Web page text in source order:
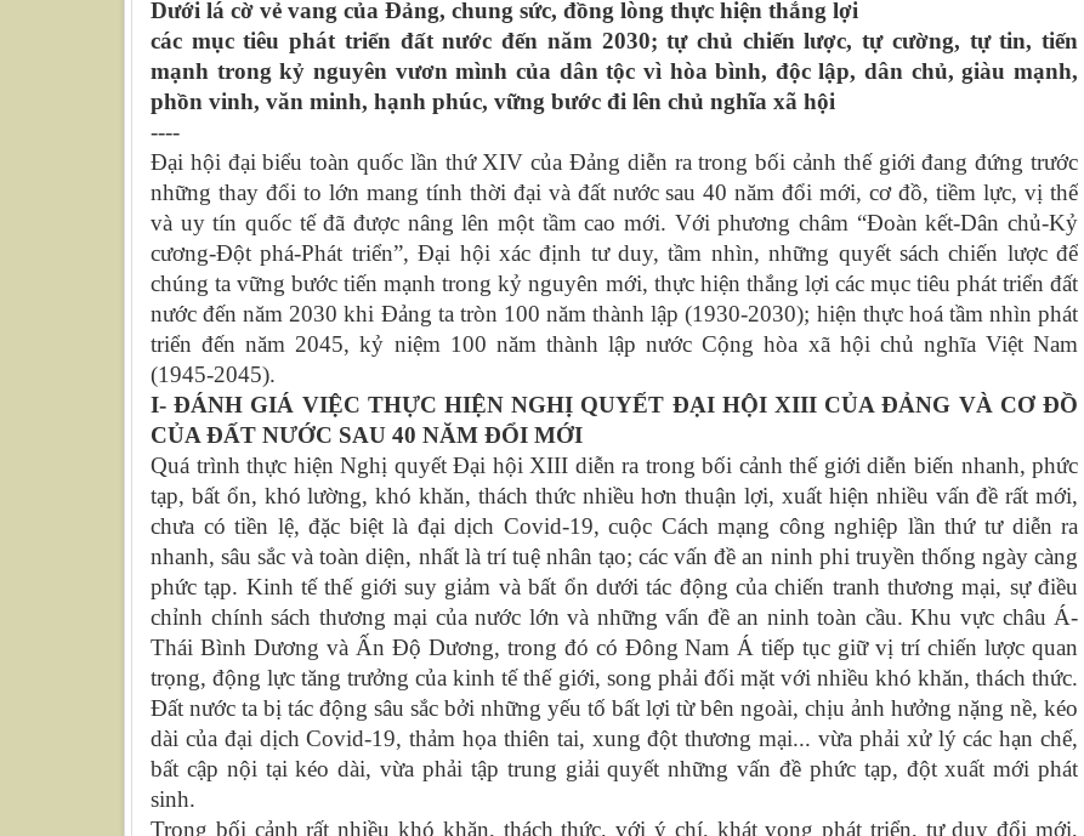
Dưới lá cờ vẻ vang của Đảng, chung sức, đồng lòng thực hiện thắng lợi
các mục tiêu phát triển đất nước đến năm 2030; tự chủ chiến lược, tự cường, tự tin, tiến
mạnh trong kỷ nguyên vươn mình của dân tộc vì hòa bình, độc lập, dân chủ, giàu mạnh,
phồn vinh, văn minh, hạnh phúc, vững bước đi lên chủ nghĩa xã hội
----
Đại hội đại biểu toàn quốc lần thứ XIV của Đảng diễn ra trong bối cảnh thế giới đang đứng trước
những thay đổi to lớn mang tính thời đại và đất nước sau 40 năm đổi mới, cơ đồ, tiềm lực, vị thế
và uy tín quốc tế đã được nâng lên một tầm cao mới. Với phương châm “Đoàn kết-Dân chủ-Kỷ
cương-Đột phá-Phát triển”, Đại hội xác định tư duy, tầm nhìn, những quyết sách chiến lược để
chúng ta vững bước tiến mạnh trong kỷ nguyên mới, thực hiện thắng lợi các mục tiêu phát triển đất
nước đến năm 2030 khi Đảng ta tròn 100 năm thành lập (1930-2030); hiện thực hoá tầm nhìn phát
triển đến năm 2045, kỷ niệm 100 năm thành lập nước Cộng hòa xã hội chủ nghĩa Việt Nam
(1945-2045).
I- ĐÁNH GIÁ VIỆC THỰC HIỆN NGHỊ QUYẾT ĐẠI HỘI XIII CỦA ĐẢNG VÀ CƠ ĐỒ
CỦA ĐẤT NƯỚC SAU 40 NĂM ĐỔI MỚI
Quá trình thực hiện Nghị quyết Đại hội XIII diễn ra trong bối cảnh thế giới diễn biến nhanh, phức
tạp, bất ổn, khó lường, khó khăn, thách thức nhiều hơn thuận lợi, xuất hiện nhiều vấn đề rất mới,
chưa có tiền lệ, đặc biệt là đại dịch Covid-19, cuộc Cách mạng công nghiệp lần thứ tư diễn ra
nhanh, sâu sắc và toàn diện, nhất là trí tuệ nhân tạo; các vấn đề an ninh phi truyền thống ngày càng
phức tạp. Kinh tế thế giới suy giảm và bất ổn dưới tác động của chiến tranh thương mại, sự điều
chỉnh chính sách thương mại của nước lớn và những vấn đề an ninh toàn cầu. Khu vực châu Á-
Thái Bình Dương và Ấn Độ Dương, trong đó có Đông Nam Á tiếp tục giữ vị trí chiến lược quan
trọng, động lực tăng trưởng của kinh tế thế giới, song phải đối mặt với nhiều khó khăn, thách thức.
Đất nước ta bị tác động sâu sắc bởi những yếu tố bất lợi từ bên ngoài, chịu ảnh hưởng nặng nề, kéo
dài của đại dịch Covid-19, thảm họa thiên tai, xung đột thương mại... vừa phải xử lý các hạn chế,
bất cập nội tại kéo dài, vừa phải tập trung giải quyết những vấn đề phức tạp, đột xuất mới phát
sinh.
Trong bối cảnh rất nhiều khó khăn, thách thức, với ý chí, khát vọng phát triển, tư duy đổi mới,